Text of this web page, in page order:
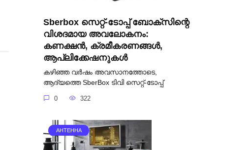
Sberbox സെറ്റ്-ടോപ്പ് ബോക്‌സിന്റെ
വിശദമായ അവലോകനം:
കണക്ഷൻ, ക്രമീകരണങ്ങൾ,
ആപ്ലിക്കേഷനുകൾ
കഴിഞ്ഞ വർഷം അവസാനത്തോടെ,
ആദ്യത്തെ SberBox ടിവി സെറ്റ്-ടോപ്പ്
0 322
АНТЕННА